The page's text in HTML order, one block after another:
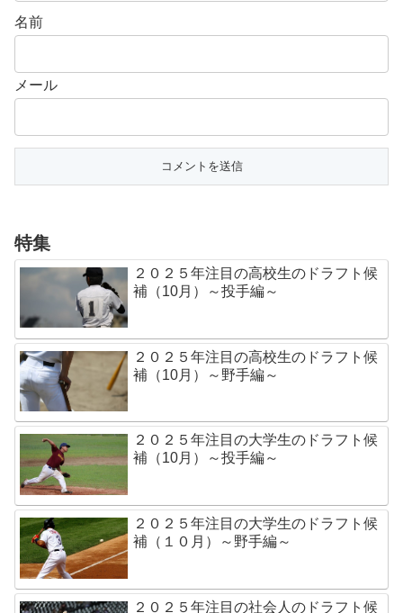
名前
メール
特集
２０２５年注目の高校生のドラフト候
補（10月）～投手編～
２０２５年注目の高校生のドラフト候
補（10月）～野手編～
２０２５年注目の大学生のドラフト候
補（10月）～投手編～
２０２５年注目の大学生のドラフト候
補（１０月）～野手編～
２０２５年注目の社会人のドラフト候